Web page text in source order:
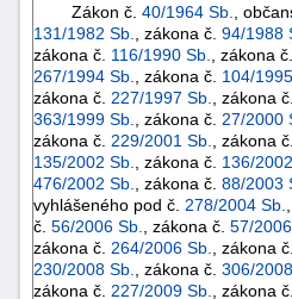
Zákon č. 40/1964 Sb.
,
131/1982 Sb.
, zákona č. 94/1988
zákona č. 116/1990 Sb. , zákona č.
267/1994 Sb.
, zákona č. 104/
zákona č. 227/1997 Sb. , zákona č.
363/1999 Sb.
, zákona č. 27/2000
zákona č. 229/2001 Sb. , zákona č.
135/2002 Sb.
, zákona č. 136/
476/2002 Sb.
, zákona č. 88/2003
vyhlášeného pod č. 278/2004 Sb.
č. 56/2006 Sb. , zákona č. 57/2006
zákona č. 264/2006 Sb. , zákona č.
230/2008 Sb.
, zákona č. 306/
zákona č. 227/2009 Sb. , zákona č.